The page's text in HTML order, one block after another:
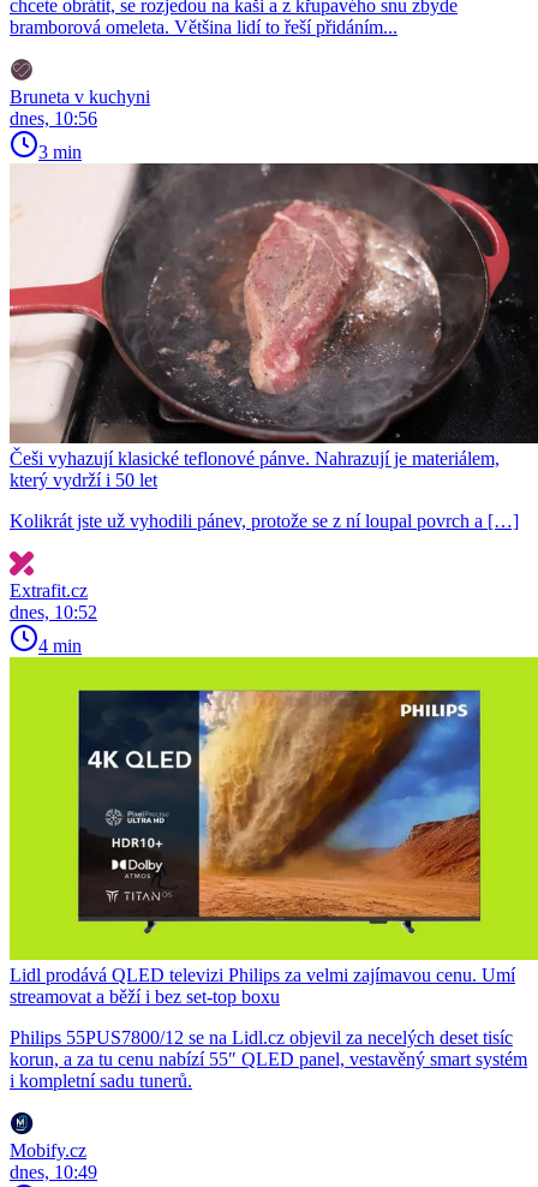
chcete obrátit, se rozjedou na kaši a z křupavého snu zbyde
bramborová omeleta. Většina lidí to řeší přidáním...
Bruneta v kuchyni
dnes, 10:56
3 min
Češi vyhazují klasické teflonové pánve. Nahrazují je materiálem,
který vydrží i 50 let
Kolikrát jste už vyhodili pánev, protože se z ní loupal povrch a […]
Extrafit.cz
dnes, 10:52
4 min
Lidl prodává QLED televizi Philips za velmi zajímavou cenu. Umí
streamovat a běží i bez set-top boxu
Philips 55PUS7800/12 se na Lidl.cz objevil za necelých deset tisíc
korun, a za tu cenu nabízí 55″ QLED panel, vestavěný smart systém
i kompletní sadu tunerů.
Mobify.cz
dnes, 10:49